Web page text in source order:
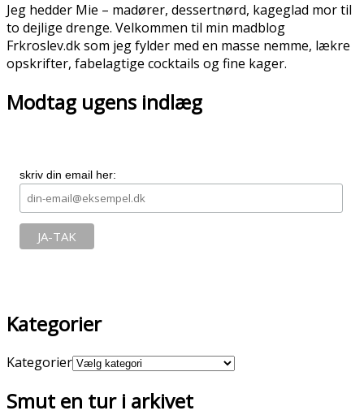
Jeg hedder Mie – madører, dessertnørd, kageglad mor til
to dejlige drenge. Velkommen til min madblog
Frkroslev.dk som jeg fylder med en masse nemme, lækre
opskrifter, fabelagtige cocktails og fine kager.
Modtag ugens indlæg
skriv din email her:
Kategorier
Kategorier
Smut en tur i arkivet